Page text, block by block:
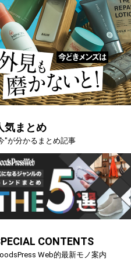
気まとめ
"が分かるまとめ記事
CONTENTS
Web的最新モノ案内